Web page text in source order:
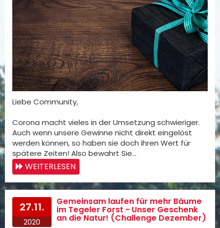
Liebe Community,
Corona macht vieles in der Umsetzung schwieriger.
Auch wenn unsere Gewinne nicht direkt eingelöst
werden können, so haben sie doch ihren Wert für
spätere Zeiten! Also bewahrt Sie…
WEITERLESEN
27.11.
2020
Gemeinsam laufen für mehr Bäume
im Tegeler Forst - Unser Geschenk
an die Natur! (Challenge Dezember)